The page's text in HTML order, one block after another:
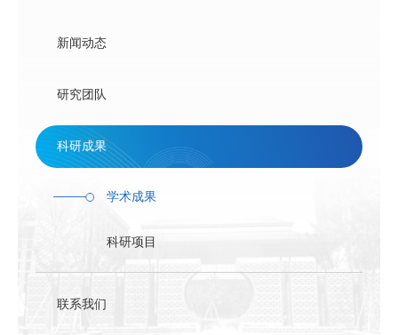
新闻动态
研究团队
科研成果
学术成果
科研项目
联系我们